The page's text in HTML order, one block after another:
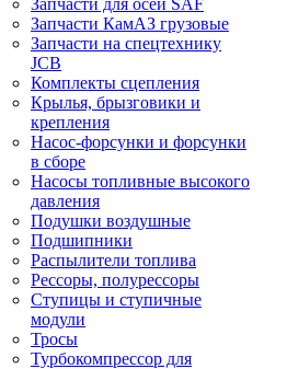
Запчасти КамАЗ грузовые
Запчасти на спецтехнику
JCB
Комплекты сцепления
Крылья, брызговики и
крепления
Насос-форсунки и форсунки
в сборе
Насосы топливные высокого
давления
Подушки воздушные
Подшипники
Распылители топлива
Рессоры, полурессоры
Ступицы и ступичные
модули
Тросы
Турбокомпрессор для